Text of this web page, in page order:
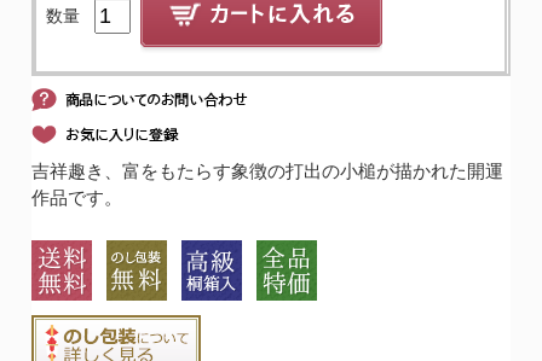
数量
吉祥趣き、富をもたらす象徴の打出の小槌が描かれた開運
作品です。